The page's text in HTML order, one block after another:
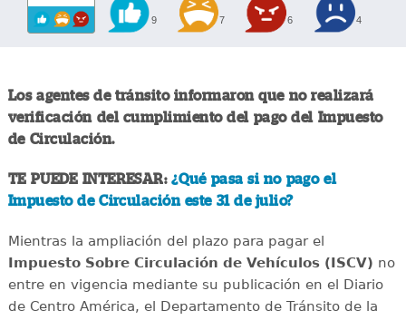
9 7 6 4
Los agentes de tránsito informaron que no realizará
verificación del cumplimiento del pago del Impuesto
de Circulación.
TE PUEDE INTERESAR:¿Qué pasa si no pago el
Impuesto de Circulación este 31 de julio?
Mientras la ampliación del plazo para pagar el
Impuesto Sobre Circulación de Vehículos (ISCV) no
entre en vigencia mediante su publicación en el Diario
de Centro América, el Departamento de Tránsito de la